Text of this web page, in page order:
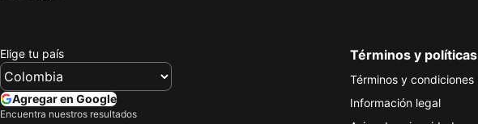
Elige tu país
Agregar en Google
Encuentra nuestros resultados
Términos y políticas
Términos y condiciones
Información legal